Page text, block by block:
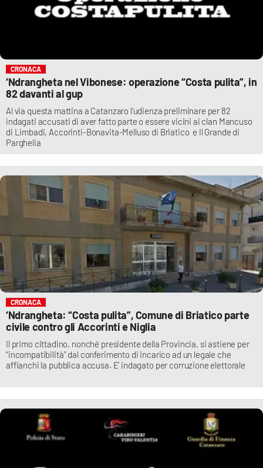
CRONACA
‘Ndrangheta nel Vibonese: operazione “Costa pulita”, in
82 davanti al gup
Al via questa mattina a Catanzaro l’udienza preliminare per 82
indagati accusati di aver fatto parte o essere vicini ai clan Mancuso
di Limbadi, Accorinti-Bonavita-Melluso di Briatico e Il Grande di
Parghelia
CRONACA
‘Ndrangheta: “Costa pulita”, Comune di Briatico parte
civile contro gli Accorinti e Niglia
Il primo cittadino, nonché presidente della Provincia, si astiene per
“incompatibilità” dal conferimento di incarico ad un legale che
affianchi la pubblica accusa. E’ indagato per corruzione elettorale